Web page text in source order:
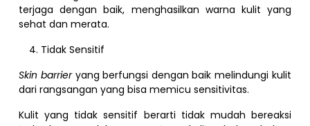
terjaga dengan baik, menghasilkan warna kulit yang
sehat dan merata.
Tidak Sensitif
Skin barrieryang berfungsi dengan baik melindungi kulit
dari rangsangan yang bisa memicu sensitivitas.
Kulit yang tidak sensitif berarti tidak mudah bereaksi